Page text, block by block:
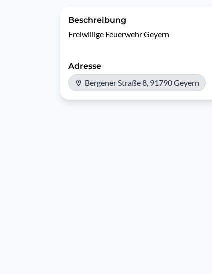
Beschreibung
Adresse
Bergener Straße 8, 91790 Geyern